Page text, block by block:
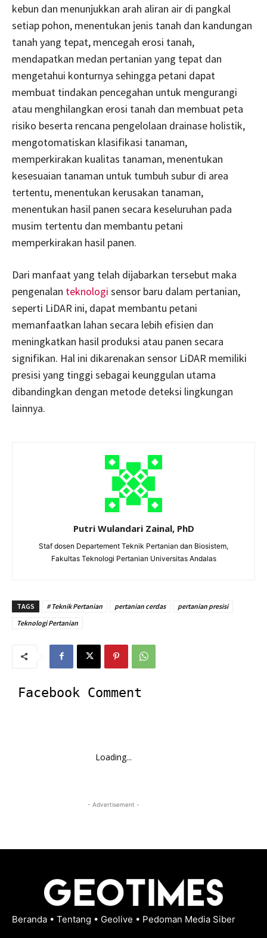
kebun dan menunjukkan arah aliran air di pangkal
setiap pohon, menentukan jenis tanah dan kandungan
tanah yang tepat, mencegah erosi tanah,
mendapatkan medan pertanian yang tepat dan
mengetahui konturnya sehingga petani dapat
membuat tindakan pencegahan untuk mengurangi
atau menghilangkan erosi tanah dan membuat peta
risiko beserta rencana pengelolaan drainase holistik,
mengotomatiskan klasifikasi tanaman,
memperkirakan kualitas tanaman, menentukan
kesesuaian tanaman untuk tumbuh subur di area
tertentu, menentukan kerusakan tanaman,
menentukan hasil panen secara keseluruhan pada
musim tertentu dan membantu petani
memperkirakan hasil panen.
Dari manfaat yang telah dijabarkan tersebut maka
pengenalan teknologi sensor baru dalam pertanian,
seperti LiDAR ini, dapat membantu petani
memanfaatkan lahan secara lebih efisien dan
meningkatkan hasil produksi atau panen secara
signifikan. Hal ini dikarenakan sensor LiDAR memiliki
presisi yang tinggi sebagai keunggulan utama
dibandingkan dengan metode deteksi lingkungan
lainnya.
Putri Wulandari Zainal, PhD
Staf dosen Departement Teknik Pertanian dan Biosistem,
Fakultas Teknologi Pertanian Universitas Andalas
TAGS # Teknik Pertanian pertanian cerdas
pertanian presisi
Teknologi Pertanian
Facebook Comment
Loading...
- Advertisement -
Beranda • Tentang • Geolive • Pedoman Media Siber